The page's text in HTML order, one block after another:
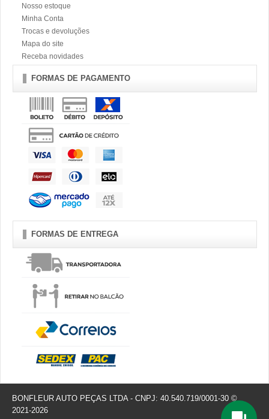
Nosso estoque
Minha Conta
Trocas e devoluções
Mapa do site
Receba novidades
FORMAS DE PAGAMENTO
FORMAS DE ENTREGA
BONFLEUR AUTO PEÇAS LTDA - CNPJ: 40.540.719/0001-30 ©
2021-2026